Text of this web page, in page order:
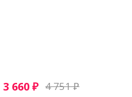
3 660₽ 4 751₽